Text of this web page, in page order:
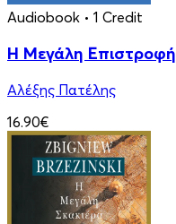
Audiobook • 1 Credit
Η Μεγάλη Επιστροφή
Αλέξης Πατέλης
16.90€